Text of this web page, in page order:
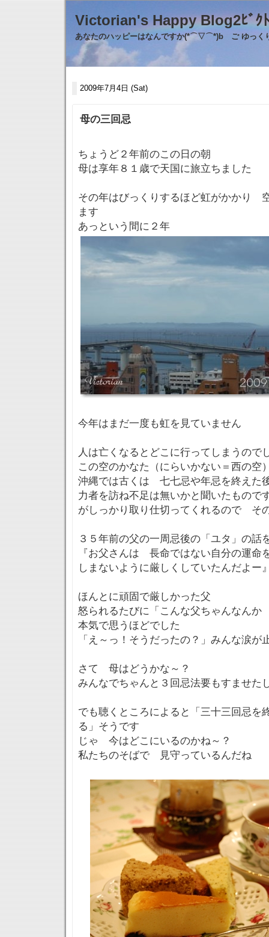
Victorian's Happy
あなたのハッピーはなんですか(*⌒▽⌒*)b ご ゆっく
2009年7月4日 (Sat)
母の三回忌
ちょうど２年前のこの日の朝
母は享年８１歳で天国に旅立ちました
その年はびっくりするほど虹がかかり
ます
あっという間に２年
今年はまだ一度も虹を見ていません
人は亡くなるとどこに行ってしまうので
この空のかなた（にらいかない＝西の空
沖縄では古くは 七七忌や年忌を終えた
力者を訪ね不足は無いかと聞いたもの
がしっかり取り仕切ってくれるので そ
３５年前の父の一周忌後の「ユタ」の話
『お父さんは 長命ではない自分の運
しまないように厳しくしていたんだよー
ほんとに頑固で厳しかった父
怒られるたびに「こんな父ちゃんなん
本気で思うほどでした
「え～っ！そうだったの？」みんな涙が
さて 母はどうかな～？
みんなでちゃんと３回忌法要もすませ
でも聴くところによると「三十三回忌を
る」そうです
じゃ 今はどこにいるのかね～？
私たちのそばで 見守っているんだね